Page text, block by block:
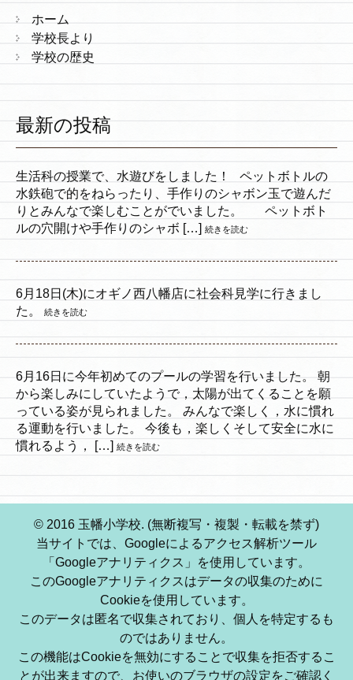
ホーム
学校長より
学校の歴史
最新の投稿
生活科の授業で、水遊びをしました！ ペットボトルの
水鉄砲で的をねらったり、手作りのシャボン玉で遊んだ
りとみんなで楽しむことがでいました。 ペットボト
ルの穴開けや手作りのシャボ […] 続きを読む
6月18日(木)にオギノ西八幡店に社会科見学に行きまし
た。
続きを読む
6月16日に今年初めてのプールの学習を行いました。 朝
から楽しみにしていたようで，太陽が出てくることを願
っている姿が見られました。 みんなで楽しく，水に慣れ
る運動を行いました。 今後も，楽しくそして安全に水に
慣れるよう， […] 続きを読む
© 2016 玉幡小学校. (無断複写・複製・転載を禁ず)
当サイトでは、Googleによるアクセス解析ツール
「Googleアナリティクス」を使用しています。
このGoogleアナリティクスはデータの収集のために
Cookieを使用しています。
このデータは匿名で収集されており、個人を特定するも
のではありません。
この機能はCookieを無効にすることで収集を拒否するこ
とが出来ますので、お使いのブラウザの設定をご確認く